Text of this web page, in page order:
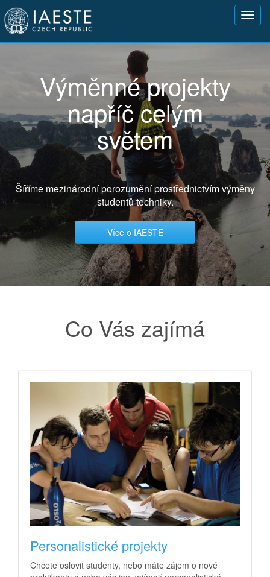
Přejít
hlavnímu
obsahu
Výměnné projekty
napříč celým
světem
Šíříme mezinárodní porozumění prostřednictvím výměny
studentů techniky.
Více o IAESTE
Co Vás zajímá
Personalistické projekty
Chcete oslovit studenty, nebo máte zájem o nové